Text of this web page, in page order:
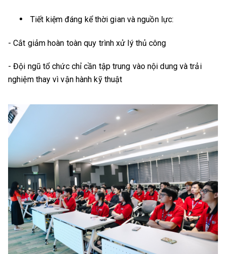
Tiết kiệm đáng kể thời gian và nguồn lực:
- Cắt giảm hoàn toàn quy trình xử lý thủ công
- Đội ngũ tổ chức chỉ cần tập trung vào nội dung và trải
nghiệm thay vì vận hành kỹ thuật